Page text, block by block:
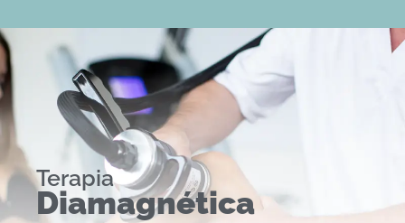
Terapia
Diamagnética